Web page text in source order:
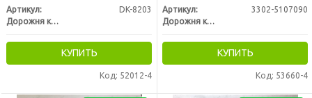
Артикул:
DK-8203
Дорожня карта
КУПИТЬ
Код: 52012-4
Артикул:
3302-5107090
Дорожня карта
КУПИТЬ
Код: 53660-4